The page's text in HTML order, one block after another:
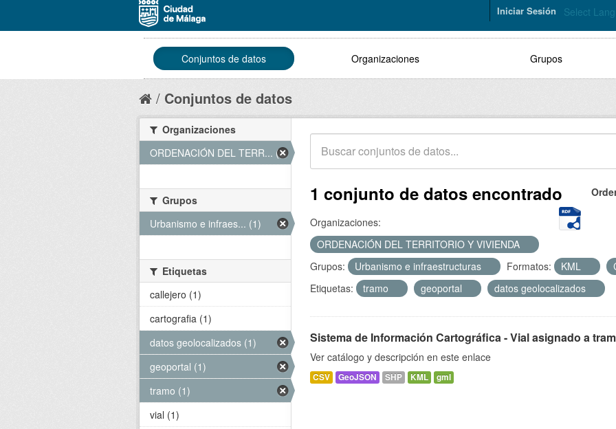
Select
Iniciar Sesión
Conjuntos de datos Organizaciones Grupos
Conjuntos de datos
1 conjunto de datos encontrado
Organizaciones:
ORDENACIÓN DEL TERRITORIO Y VIVIENDA
Grupos:
Urbanismo e infraestructuras Formatos: KML
Etiquetas:
tramo geoportal datos geolocalizados
Sistema de Información Cartográfica - Vial asignado a
Ver catálogo y descripción en este enlace
CSV GeoJSON SHP KML gml
Organizaciones
ORDENACIÓN DEL TERR... (1)
Grupos
Urbanismo e infraes... (1)
Etiquetas
callejero (1)
cartografia (1)
datos geolocalizados (1)
geoportal (1)
tramo (1)
vial (1)